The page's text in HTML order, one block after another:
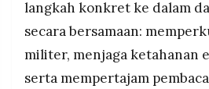
langkah konkret ke dalam
secara bersamaan:
militer, menjaga ketahanan
serta mempertajam